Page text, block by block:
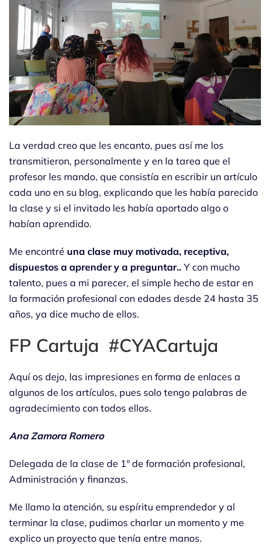
La verdad creo que les encanto, pues así me los
transmitieron, personalmente y en la tarea que el
profesor les mando, que consistía en escribir un artículo
cada uno en su blog, explicando que les había parecido
la clase y si el invitado les había aportado algo o
habían aprendido.
Me encontré una clase muy motivada, receptiva,
dispuestos a aprender y a preguntar.. Y con mucho
talento, pues a mi parecer, el simple hecho de estar en
la formación profesional con edades desde 24 hasta 35
años, ya dice mucho de ellos.
FP Cartuja #CYACartuja
Aquí os dejo, las impresiones en forma de enlaces a
algunos de los artículos, pues solo tengo palabras de
agradecimiento con todos ellos.
Ana Zamora Romero
Delegada de la clase de 1º de formación profesional,
Administración y finanzas.
Me llamo la atención, su espíritu emprendedor y al
terminar la clase, pudimos charlar un momento y me
explico un proyecto que tenía entre manos.